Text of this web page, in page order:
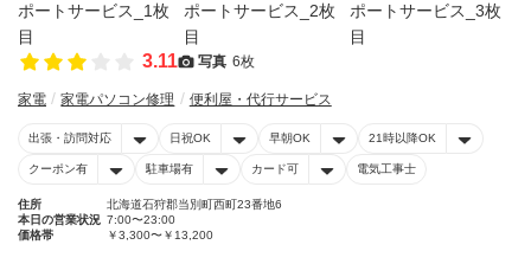
3.11 写真 6枚
家電 家電パソコン修理 便利屋・代行サービス
出張・訪問対応 日祝OK 早朝OK 21時以降OK
クーポン有 駐車場有 カード可 電気工事士
住所
北海道石狩郡当別町西町23番地6
本日の営業状況 7:00〜23:00
価格帯
￥3,300〜￥13,200